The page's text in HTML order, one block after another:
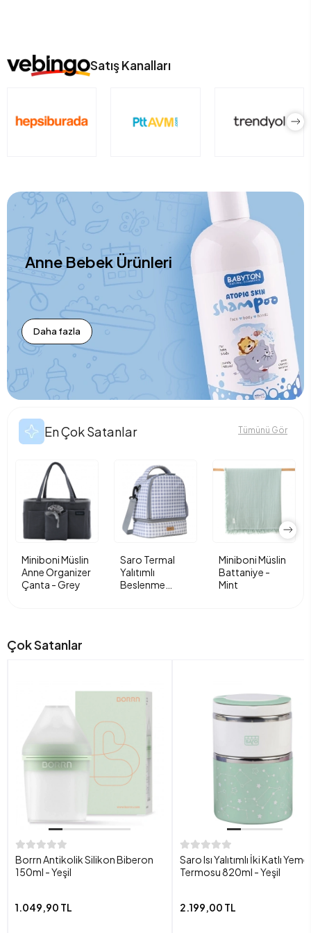
Satış Kanalları
Anne Bebek Ürünleri
Daha fazla
En Çok Satanlar Tümünü Gör
Miniboni Müslin
Anne Organizer
Çanta - Grey
Saro Termal
Yalıtımlı
Beslenme
Miniboni Müslin
Battaniye -
Mint
Çok Satanlar
Borrn Antikolik Silikon Biberon
150ml - Yeşil
1.049,90 TL
Saro Isı Yalıtımlı İki Katlı
Termosu 820ml - Yeşil
2.199,00 TL